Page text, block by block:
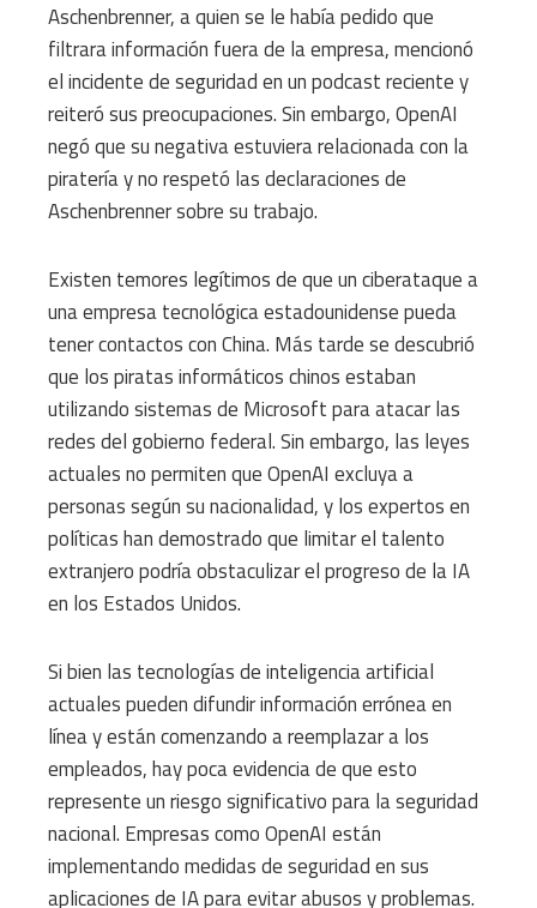
Aschenbrenner, a quien se le había pedido que
filtrara información fuera de la empresa, mencionó
el incidente de seguridad en un podcast reciente y
reiteró sus preocupaciones. Sin embargo, OpenAI
negó que su negativa estuviera relacionada con la
piratería y no respetó las declaraciones de
Aschenbrenner sobre su trabajo.
Existen temores legítimos de que un ciberataque a
una empresa tecnológica estadounidense pueda
tener contactos con China. Más tarde se descubrió
que los piratas informáticos chinos estaban
utilizando sistemas de Microsoft para atacar las
redes del gobierno federal. Sin embargo, las leyes
actuales no permiten que OpenAI excluya a
personas según su nacionalidad, y los expertos en
políticas han demostrado que limitar el talento
extranjero podría obstaculizar el progreso de la IA
en los Estados Unidos.
Si bien las tecnologías de inteligencia artificial
actuales pueden difundir información errónea en
línea y están comenzando a reemplazar a los
empleados, hay poca evidencia de que esto
represente un riesgo significativo para la seguridad
nacional. Empresas como OpenAI están
implementando medidas de seguridad en sus
aplicaciones de IA para evitar abusos y problemas.